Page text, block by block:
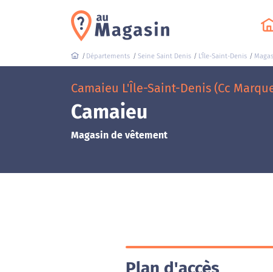
Départements Seine Saint Denis L'Île-Saint-Denis
Camaieu L'Île-Saint-Denis (Cc
Camaieu
Magasin de vêtement